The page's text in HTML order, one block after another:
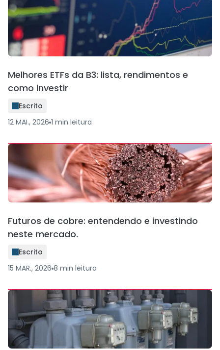
Melhores ETFs da B3: lista, rendimentos e
como investir
Escrito
12 MAI., 2026 1 min leitura
Futuros de cobre: entendendo e investindo
neste mercado.
Escrito
15 MAR., 2026 8 min leitura